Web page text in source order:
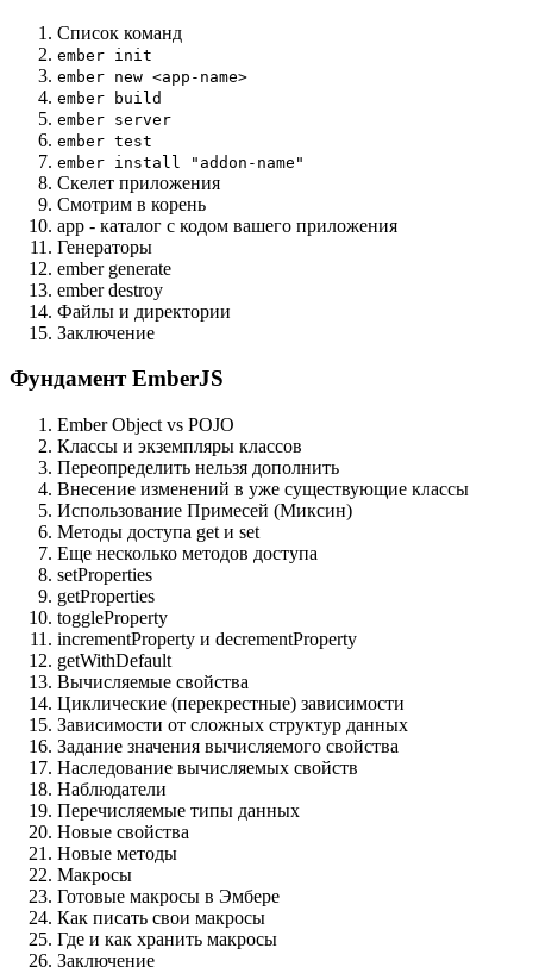
Список команд
ember init
ember new <app-name>
ember build
ember server
ember test
ember install "addon-name"
Скелет приложения
Смотрим в корень
app - каталог с кодом вашего приложения
Генераторы
ember generate
ember destroy
Файлы и директории
Заключение
Фундамент EmberJS
Ember Object vs POJO
Классы и экземпляры классов
Переопределить нельзя дополнить
Внесение изменений в уже существующие классы
Использование Примесей (Миксин)
Методы доступа get и set
Еще несколько методов доступа
setProperties
getProperties
toggleProperty
incrementProperty и decrementProperty
getWithDefault
Вычисляемые свойства
Циклические (перекрестные) зависимости
Зависимости от сложных структур данных
Задание значения вычисляемого свойства
Наследование вычисляемых свойств
Наблюдатели
Перечисляемые типы данных
Новые свойства
Новые методы
Макросы
Готовые макросы в Эмбере
Как писать свои макросы
Где и как хранить макросы
Заключение